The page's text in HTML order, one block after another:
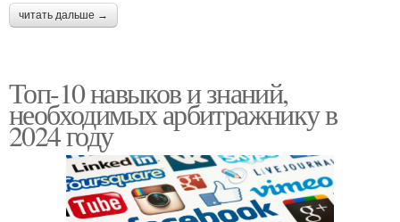
читать дальше →
Топ-10 навыков и знаний,
необходимых арбитражнику в
2024 году